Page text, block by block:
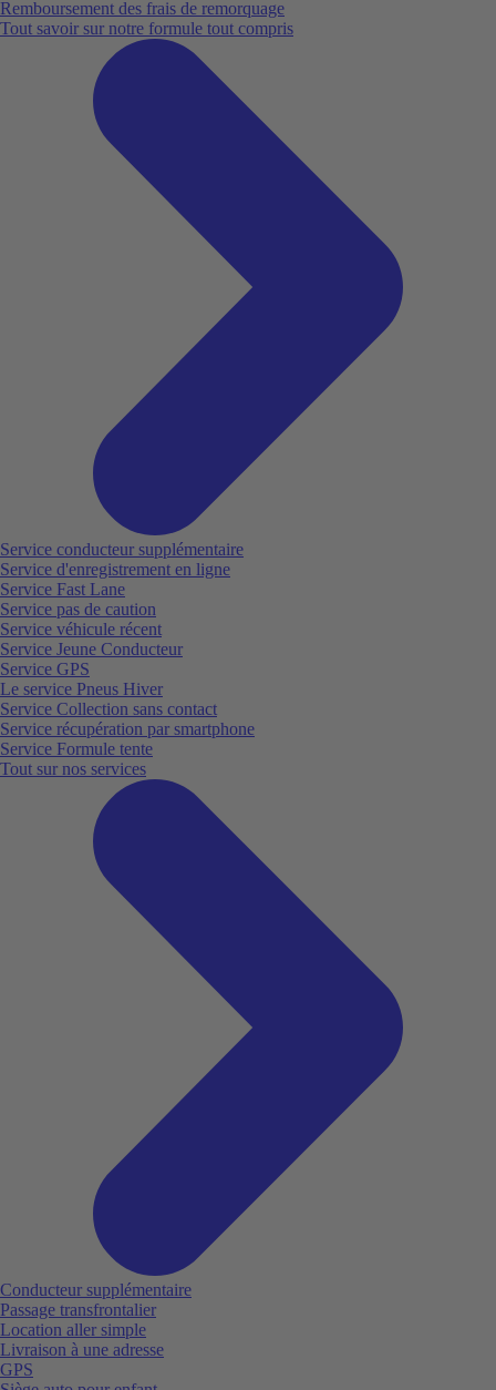
Remboursement des frais de remorquage
Tout savoir sur notre formule tout compris
Service conducteur supplémentaire
Service d'enregistrement en ligne
Service Fast Lane
Service pas de caution
Service véhicule récent
Service Jeune Conducteur
Service GPS
Le service Pneus Hiver
Service Collection sans contact
Service récupération par smartphone
Service Formule tente
Tout sur nos services
Conducteur supplémentaire
Passage transfrontalier
Location aller simple
Livraison à une adresse
GPS